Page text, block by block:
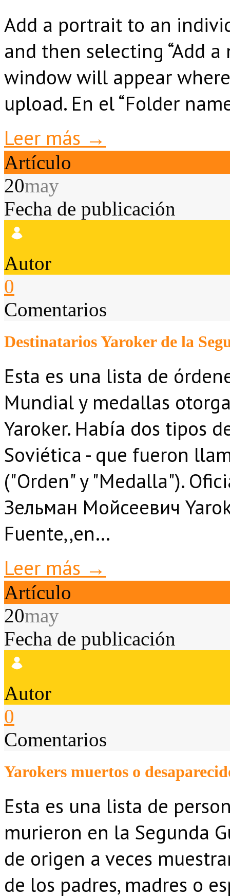
Add a portrait to an
and then selecting “Add
window will appear
upload. En el “Folder
Leer más →
Artículo
20may
Fecha de publicación
Autor
0
Comentarios
Destinatarios Yaroker de la
Esta es una lista de
Mundial y medallas
Yaroker. Había dos tipos
Soviética - que fueron
("Orden" y "Medalla").
Зельман Мойсеевич
Fuente,,en…
Leer más →
Artículo
20may
Fecha de publicación
Autor
0
Comentarios
Yarokers muertos o
Esta es una lista de
murieron en la Segunda
de origen a veces
de los padres, madres o